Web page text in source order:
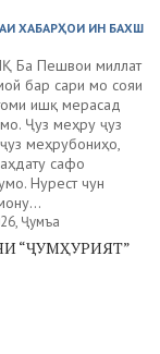
ХАБАРҲОИ ИН БАХШ
Ба Пешвои миллат
бар сари мо сояи
ишқ мерасад
Ҷуз меҳру ҷуз
меҳрубониҳо,
сафо
Нурест чун
Ҷумъа
“ҶУМҲУРИЯТ”